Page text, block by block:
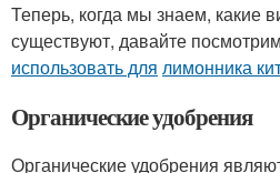
Теперь, когда мы знаем, какие
существуют, давайте
использовать для лимонника
Органические удобрения
Органические удобрения